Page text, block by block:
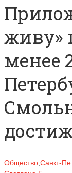
живу»
менее
Общество Санкт-